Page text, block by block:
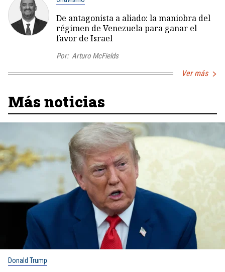
De antagonista a aliado: la maniobra del
régimen de Venezuela para ganar el
favor de Israel
Por: Arturo McFields
Ver más
Más noticias
Donald Trump